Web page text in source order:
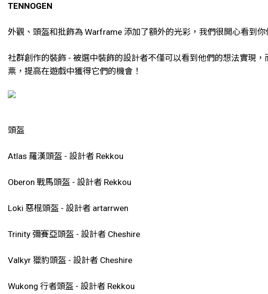
TENNOGEN
外觀、頭盔和批飾為 Warframe 添加了額外的光彩，我們很開心看到你
社群創作的裝飾 - 被選中裝飾的設計者不僅可以看到他們的想法實現
票，提高在遊戲中獲得它們的機會！
頭盔
Atlas 羅漢頭盔 - 設計者 Rekkou
Oberon 戰馬頭盔 - 設計者 Rekkou
Loki 惡棍頭盔 - 設計者 artarrwen
Trinity 彌賽亞頭盔 - 設計者 Cheshire
Valkyr 獵豹頭盔 - 設計者 Cheshire
Wukong 行者頭盔 - 設計者 Rekkou